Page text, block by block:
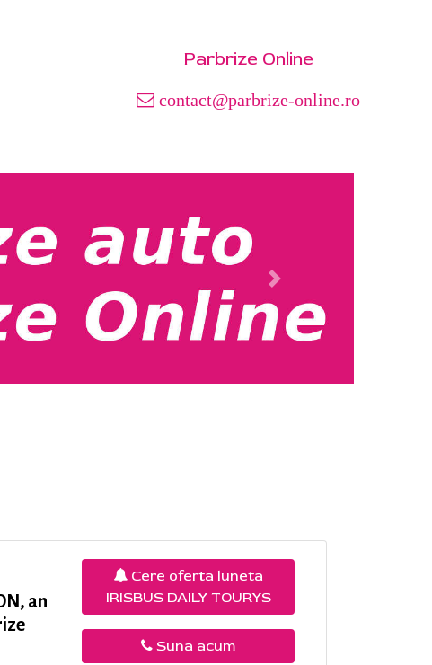
Parbrize Online
contact@parbrize-online.ro
an
Cere oferta luneta
IRISBUS DAILY TOURYS
Suna acum